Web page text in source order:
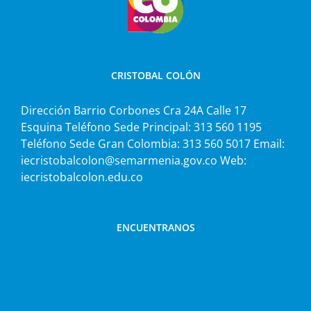
CRISTOBAL COLÓN
Dirección Barrio Corbones Cra 24A Calle 17
Esquina Teléfono Sede Principal: 313 560 1195
Teléfono Sede Gran Colombia: 313 560 5017 Email:
iecristobalcolon@semarmenia.gov.co Web:
iecristobalcolon.edu.co
ENCUENTRANOS